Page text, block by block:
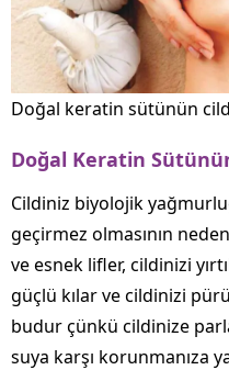
Doğal keratin sütünün
Doğal Keratin
Cildiniz biyolojik
geçirmez olmasının
ve esnek lifler, cildinizi
güçlü kılar ve cildinizi
budur çünkü cildinize
suya karşı korunmanıza